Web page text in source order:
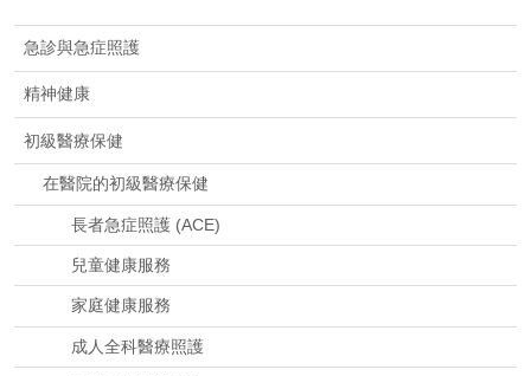
急診與急症照護
精神健康
初級醫療保健
在醫院的初級醫療保健
長者急症照護 (ACE)
兒童健康服務
家庭健康服務
成人全科醫療照護